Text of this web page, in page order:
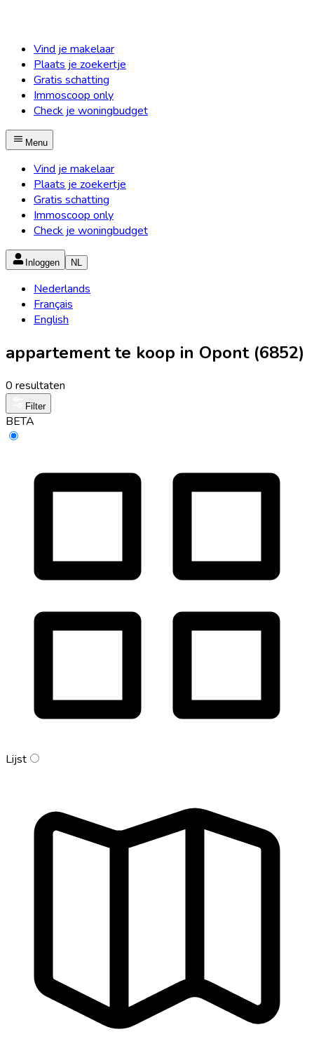
Vind je makelaar
Plaats je zoekertje
Gratis schatting
Immoscoop only
Check je woningbudget
Menu
Vind je makelaar
Plaats je zoekertje
Gratis schatting
Immoscoop only
Check je woningbudget
Inloggen NL
Nederlands
Français
English
appartement te koop in Opont (6852)
0 resultaten
Filter
BETA
Lijst